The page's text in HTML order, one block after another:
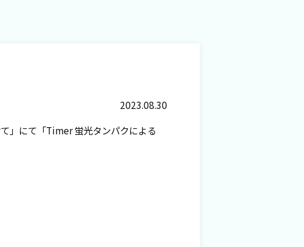
2023.08.30
」にて「Timer 蛍光タンパクによる